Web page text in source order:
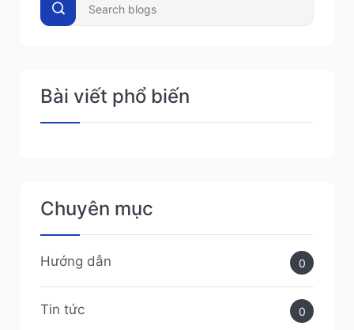
Bài viết phổ biến
Chuyên mục
Hướng dẫn 0
Tin tức 0